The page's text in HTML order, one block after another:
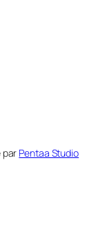
par Pentaa Studio